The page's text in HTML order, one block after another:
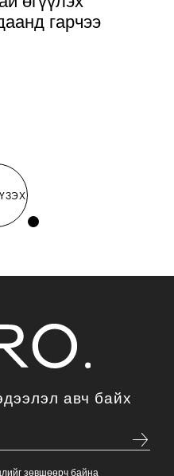
гарчээ
авч байх
зөвшөөрч байна